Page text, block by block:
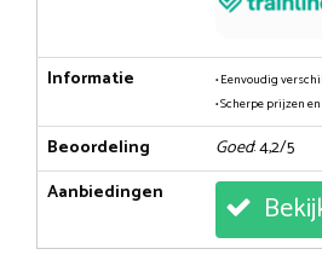
Informatie
• Eenvoudig
• Scherpe prijzen
Beoordeling Goed: 4,2/5
Aanbiedingen